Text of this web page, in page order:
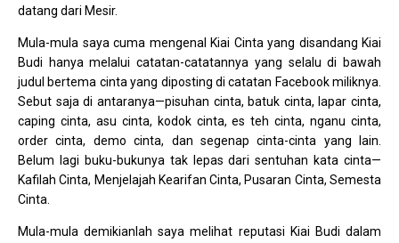
datang dari Mesir.
Mula-mula saya cuma mengenal Kiai Cinta yang disandang Kiai
Budi hanya melalui catatan-catatannya yang selalu di bawah
judul bertema cinta yang diposting di catatan Facebook miliknya.
Sebut saja di antaranya—pisuhan cinta, batuk cinta, lapar cinta,
caping cinta, asu cinta, kodok cinta, es teh cinta, nganu cinta,
order cinta, demo cinta, dan segenap cinta-cinta yang lain.
Belum lagi buku-bukunya tak lepas dari sentuhan kata cinta—
Kafilah Cinta, Menjelajah Kearifan Cinta, Pusaran Cinta, Semesta
Cinta.
Mula-mula demikianlah saya melihat reputasi Kiai Budi dalam